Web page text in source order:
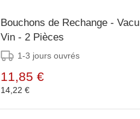
Bouchons de Rechange - Vacu
Vin - 2 Pièces
1-3 jours ouvrés
11,85 €
14,22 €